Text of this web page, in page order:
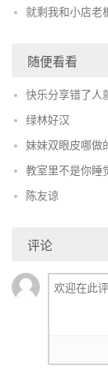
就剩我和小店老
随便看看
快乐分享错了人
绿林好汉
妹妹双眼皮哪做
教室里不是你睡
陈友谅
评论